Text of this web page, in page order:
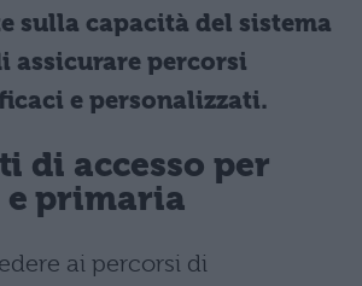
sulla capacità del sistema
assicurare percorsi
e personalizzati.
di accesso per
primaria
ai percorsi di